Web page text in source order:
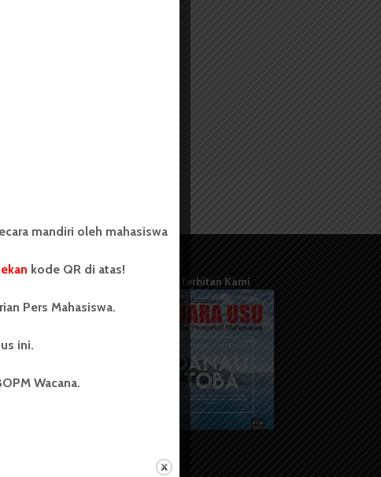
Terbitan Kami
mandiri oleh mahasiswa
kode QR di atas!
Pers Mahasiswa.
ini.
Wacana.